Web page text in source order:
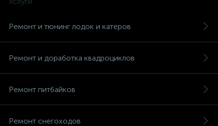
Ремонт и тюнинг лодок и катеров
Ремонт и доработка квадроциклов
Ремонт питбайков
Ремонт снегоходов